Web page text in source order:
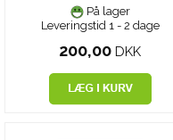
På lager
Leveringstid 1 - 2 dage
200,00 DKK